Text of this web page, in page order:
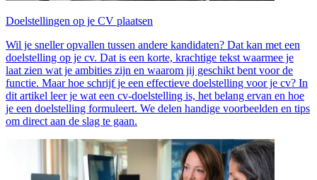
Doelstellingen op je CV plaatsen
Wil je sneller opvallen tussen andere kandidaten? Dat kan met een
doelstelling op je cv. Dat is een korte, krachtige tekst waarmee je
laat zien wat je ambities zijn en waarom jij geschikt bent voor de
functie. Maar hoe schrijf je een effectieve doelstelling voor je cv? In
dit artikel leer je wat een cv-doelstelling is, het belang ervan en hoe
je een doelstelling formuleert. We delen handige voorbeelden en tips
om direct aan de slag te gaan.